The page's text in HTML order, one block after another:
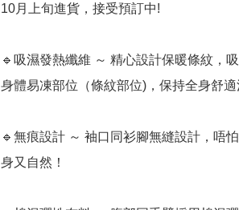
10月上旬進貨，接受預訂中!
🔹吸濕發熱纖維 ～ 精心設計保暖條紋，
身體易凍部位（條紋部位)，保持全身舒
🔹無痕設計 ～ 袖口同衫腳無縫設計，唔
身又自然！